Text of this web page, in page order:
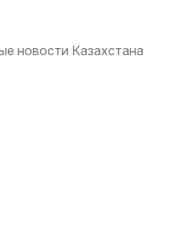
новости Казахстана